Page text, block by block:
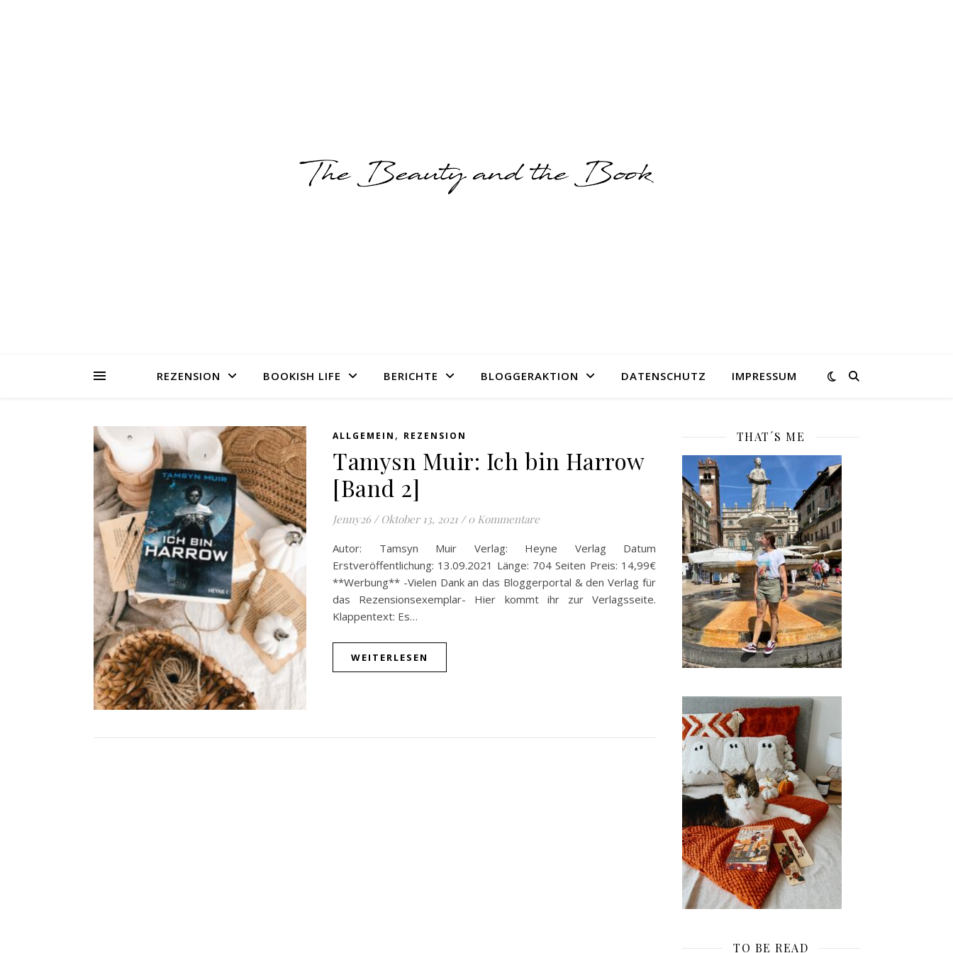
REZENSION BOOKISH LIFE BERICHTE BLOGGERAKTION DATENSCHUTZ IMPRESSUM
ALLGEMEIN , REZENSION
Tamysn Muir: Ich bin Harrow
[Band 2]
Jenny26 / Oktober 13, 2021 / 0 Kommentare
Autor: Tamsyn Muir Verlag: Heyne Verlag Datum
Erstveröffentlichung: 13.09.2021 Länge: 704 Seiten Preis: 14,99€
**Werbung** -Vielen Dank an das Bloggerportal & den Verlag für
das Rezensionsexemplar- Hier kommt ihr zur Verlagsseite.
Klappentext: Es…
WEITERLESEN
THAT´S ME
TO BE READ